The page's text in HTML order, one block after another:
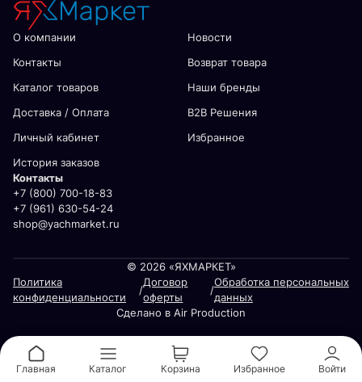
О компании
Новости
Контакты
Возврат товара
Каталог товаров
Наши бренды
Доставка / Оплата
В2В Решения
Личный кабинет
Избранное
История заказов
Контакты
+7 (800) 700-18-83
+7 (961) 630-54-24
shop@yachmarket.ru
© 2026 «ЯХМАРКЕТ»
Политика
конфиденциальности
/
Договор
оферты
/
Обработка персональных
данных
Сделано в Air Production
Главная Каталог Корзина Избранное Войти